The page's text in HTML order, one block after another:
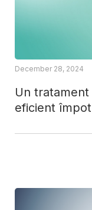
Un
eficient
December 28, 2024